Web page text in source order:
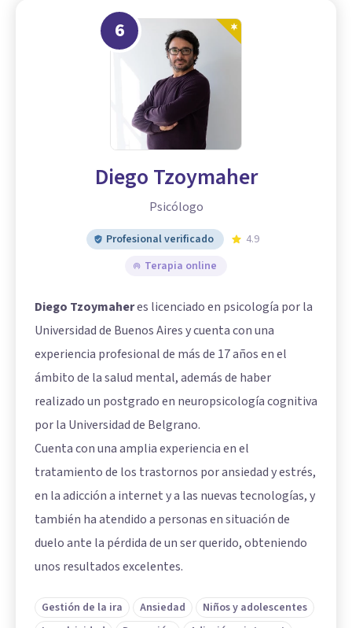
6
Diego Tzoymaher
Psicólogo
Profesional verificado
4.9
Terapia online
Diego Tzoymaheres licenciado en psicología por la
Universidad de Buenos Aires y cuenta con una
experiencia profesional de más de 17 años en el
ámbito de la salud mental, además de haber
realizado un postgrado en neuropsicología cognitiva
por la Universidad de Belgrano.
Cuenta con una amplia experiencia en el
tratamiento de los trastornos por ansiedad y estrés,
en la adicción a internet y a las nuevas tecnologías, y
también ha atendido a personas en situación de
duelo ante la pérdida de un ser querido, obteniendo
unos resultados excelentes.
Gestión de la ira Ansiedad
Niños y adolescentes